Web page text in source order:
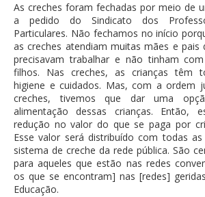
As creches foram fechadas por meio de
a pedido do Sindicato dos
Particulares. Não fechamos no início
as creches atendiam muitas mães e pais
precisavam trabalhar e não tinham
filhos. Nas creches, as crianças têm
higiene e cuidados. Mas, com a ordem
creches, tivemos que dar uma
alimentação dessas crianças. Então,
redução no valor do que se paga por
Esse valor será distribuído com todas
sistema de creche da rede pública. São
para aqueles que estão nas redes
os que se encontram] nas [redes]
Educação.